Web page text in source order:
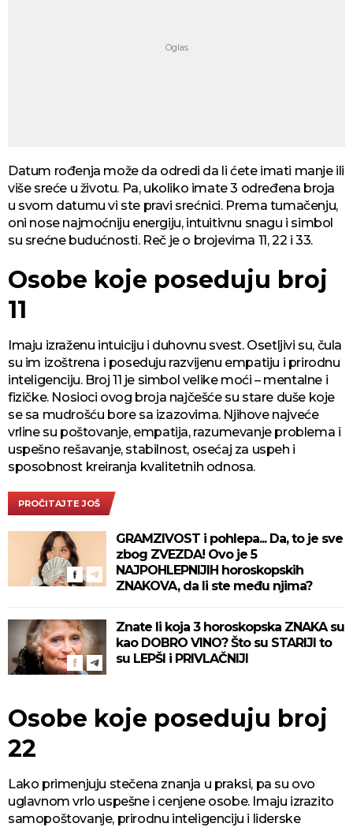
Datum rođenja može da odredi da li ćete imati manje ili
više sreće u životu. Pa, ukoliko imate 3 određena broja
u svom datumu vi ste pravi srećnici. Prema tumačenju,
oni nose najmoćniju energiju, intuitivnu snagu i simbol
su srećne budućnosti. Reč je o brojevima 11, 22 i 33.
Osobe koje poseduju broj
11
Imaju izraženu intuiciju i duhovnu svest. Osetljivi su, čula
su im izoštrena i poseduju razvijenu empatiju i prirodnu
inteligenciju. Broj 11 je simbol velike moći – mentalne i
fizičke. Nosioci ovog broja najčešće su stare duše koje
se sa mudrošću bore sa izazovima. Njihove najveće
vrline su poštovanje, empatija, razumevanje problema i
uspešno rešavanje, stabilnost, osećaj za uspeh i
sposobnost kreiranja kvalitetnih odnosa.
PROČITAJTE JOŠ
GRAMZIVOST i pohlepa... Da, to je sve
zbog ZVEZDA! Ovo je 5
NAJPOHLEPNIJIH horoskopskih
ZNAKOVA, da li ste među njima?
Znate li koja 3 horoskopska ZNAKA su
kao DOBRO VINO? Što su STARIJI to
su LEPŠI i PRIVLAČNIJI
Osobe koje poseduju broj
22
Lako primenjuju stečena znanja u praksi, pa su ovo
uglavnom vrlo uspešne i cenjene osobe. Imaju izrazito
samopoštovanje, prirodnu inteligenciju i liderske